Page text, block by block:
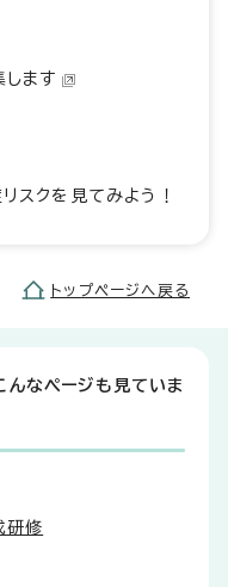
ます
スクを見てみよう！
トップページへ戻る
んなページも見ていま
研修